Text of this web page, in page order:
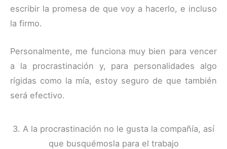
escribir la promesa de que voy a hacerlo, e incluso
la firmo.
Personalmente, me funciona muy bien para vencer
a la procrastinación y, para personalidades algo
rígidas como la mía, estoy seguro de que también
será efectivo.
3. A la procrastinación no le gusta la compañía, así
que busquémosla para el trabajo